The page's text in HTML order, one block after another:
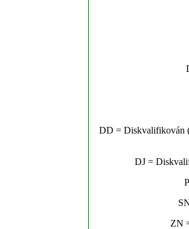
DD = Diskvalifikován
DJ =
ZN